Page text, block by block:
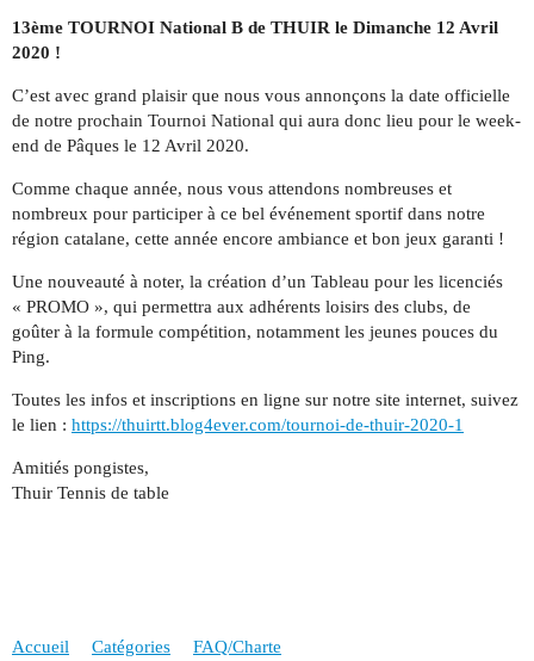
13ème TOURNOI National B de THUIR le Dimanche 12 Avril
2020 !
C’est avec grand plaisir que nous vous annonçons la date officielle
de notre prochain Tournoi National qui aura donc lieu pour le week-
end de Pâques le 12 Avril 2020.
Comme chaque année, nous vous attendons nombreuses et
nombreux pour participer à ce bel événement sportif dans notre
région catalane, cette année encore ambiance et bon jeux garanti !
Une nouveauté à noter, la création d’un Tableau pour les licenciés
« PROMO », qui permettra aux adhérents loisirs des clubs, de
goûter à la formule compétition, notamment les jeunes pouces du
Ping.
Toutes les infos et inscriptions en ligne sur notre site internet, suivez
le lien : https://thuirtt.blog4ever.com/tournoi-de-thuir-2020-1
Amitiés pongistes,
Thuir Tennis de table
Accueil Catégories FAQ/Charte